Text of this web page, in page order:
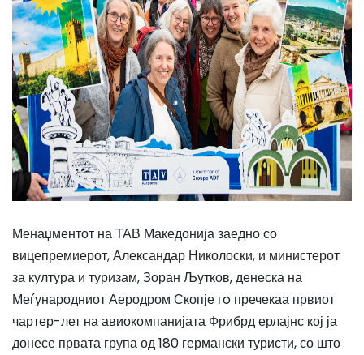
Менаџментот на ТАВ Македонија заедно со
вицепремиерот, Александар Николоски, и министерот
за култура и туризам, Зоран Љутков, денеска на
Меѓународниот Аеродром Скопје гo пречекаа првиот
чартер-лет на авиокомпанијата Фрибрд ерлајнс кој ја
донесе првата група од 180 германски туристи, со што